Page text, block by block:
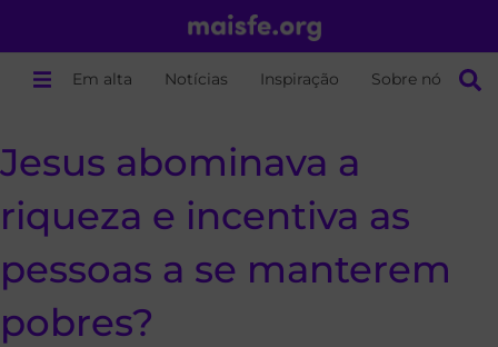
Em alta Notícias Inspiração Sobre nós
Jesus abominava a
riqueza e incentiva as
pessoas a se manterem
pobres?